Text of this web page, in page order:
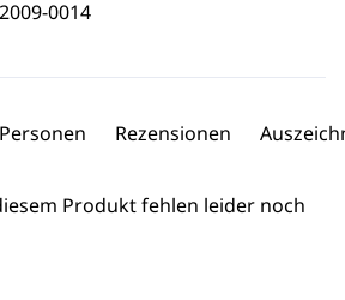
0014
Personen Rezensionen
Produkt fehlen leider noch